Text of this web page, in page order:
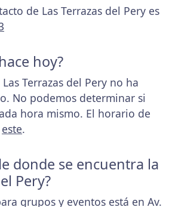
de Las Terrazas del Pery es
hoy?
Terrazas del Pery no ha
No podemos determinar si
hora mismo. El horario de
este.
donde se encuentra la
Pery?
grupos y eventos está en Av.